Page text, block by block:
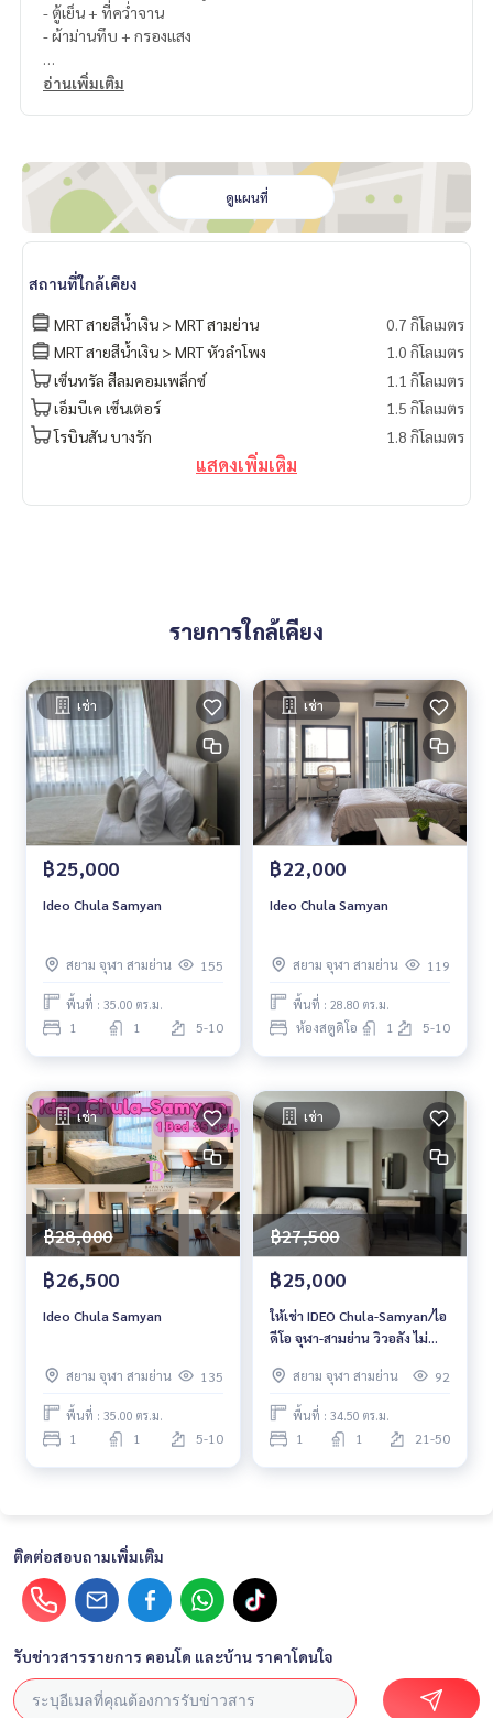
- ตู้เย็น + ที่คว่ำจาน
- ผ้าม่านทึบ + กรองแสง
🏡 สิ่งอำนวยความสะดวกโครงการ
• สวนดาดฟ้า/สวนหย่อมรอบโครงการ
• ลิฟต์โดยสาร 3 ตัว/อาคาร (รวมทั้งหมด 6 ตัว) เป็นระบบแสกนใ
บหน้า
• Service Lift 1 ตัว/อาคาร (รวมทั้งหมด 2 ตัว)
• ที่จอดรถประมาณ 385 คัน คิดเป็น 50% (ไม่รวมซ้อนคัน) มีโควต้
าให้ผู้เช่า 1 คันเป็นระบบจดจำทะเบียน
• ระบบรักษาความปลอดภัยในโครงการ
อ่านเพิ่มเติม
ดูแผนที่
สถานที่ใกล้เคียง
MRT สายสีน้ำเงิน > MRT สามย่าน
0.7 กิโลเมตร
MRT สายสีน้ำเงิน > MRT หัวลำโพง
1.0 กิโลเมตร
เซ็นทรัล สีลมคอมเพล็กซ์
1.1 กิโลเมตร
เอ็มบีเค เซ็นเตอร์
1.5 กิโลเมตร
โรบินสัน บางรัก
1.8 กิโลเมตร
แสดงเพิ่มเติม
รายการใกล้เคียง
เช่า
฿25,000
Ideo Chula Samyan
สยาม จุฬา สามย่าน 155
พื้นที่ : 35.00 ตร.ม.
1 1 5-10
เช่า
฿22,000
Ideo Chula Samyan
สยาม จุฬา สามย่าน 119
พื้นที่ : 28.80 ตร.ม.
ห้องสตูดิโอ 1 5-10
เช่า
฿28,000
฿26,500
Ideo Chula Samyan
สยาม จุฬา สามย่าน 135
พื้นที่ : 35.00 ตร.ม.
1 1 5-10
เช่า
฿27,500
฿25,000
ให้เช่า IDEO Chula-Samyan/ไอ
ดีโอ จุฬา-สามย่าน วิวอลัง ไม่
สยาม จุฬา สามย่าน
92
พื้นที่ : 34.50 ตร.ม.
1 1 21-50
ติดต่อสอบถามเพิ่มเติม
รับข่าวสารรายการ คอนโด และบ้าน ราคาโดนใจ